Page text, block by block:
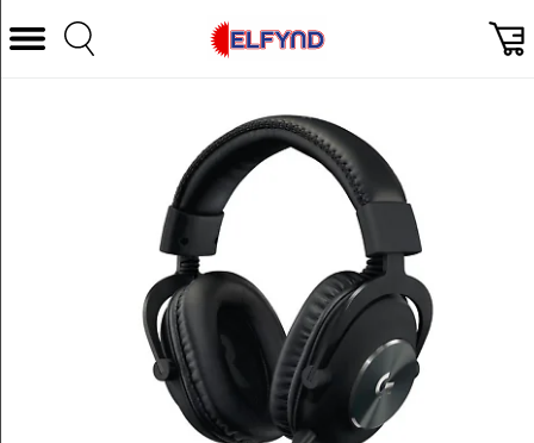
Välj Kategori
Mobil, Tele & GPS